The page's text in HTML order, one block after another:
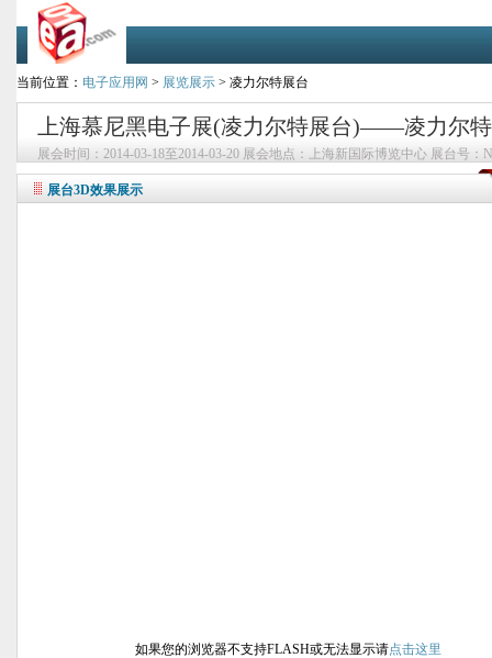
当前位置： 电子应用网 > 展览展示 > 凌力尔特展台
上海慕尼黑电子展(凌力尔特展台)——凌力尔
展会时间：2014-03-18至2014-03-20 展会地点：上海新国际博览中心 展台号：
展台3D效果展示
如果您的浏览器不支持FLASH或无法显示请点击这里